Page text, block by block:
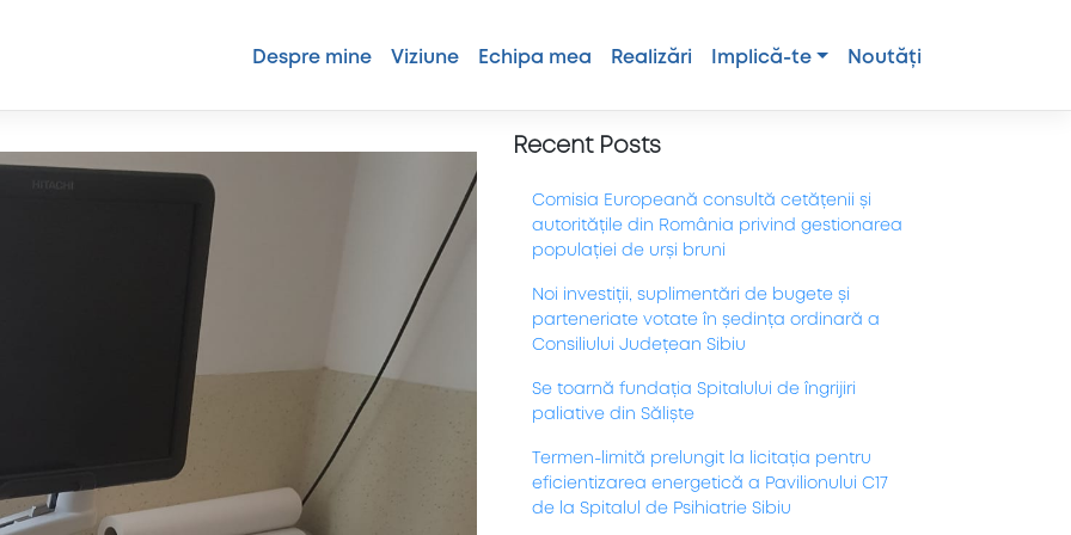
Despre mine Viziune Echipa mea Realizări Implică-te Noutăți
Recent Posts
Comisia Europeană consultă cetățenii și
autoritățile din România privind gestionarea
populației de urși bruni
Noi investiții, suplimentări de bugete și
parteneriate votate în ședința ordinară a
Consiliului Județean Sibiu
Se toarnă fundația Spitalului de îngrijiri
paliative din Săliște
Termen-limită prelungit la licitația pentru
eficientizarea energetică a Pavilionului C17
de la Spitalul de Psihiatrie Sibiu